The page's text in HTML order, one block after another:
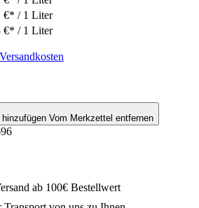
€* / 1 Liter
€* / 1 Liter
Vom Merkzettel entfernen
ab 100€ Bestellwert